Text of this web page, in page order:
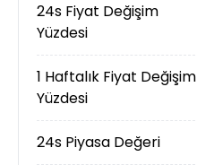
24s Fiyat Değişim
Yüzdesi
1 Haftalık Fiyat Değişim
Yüzdesi
24s Piyasa Değeri